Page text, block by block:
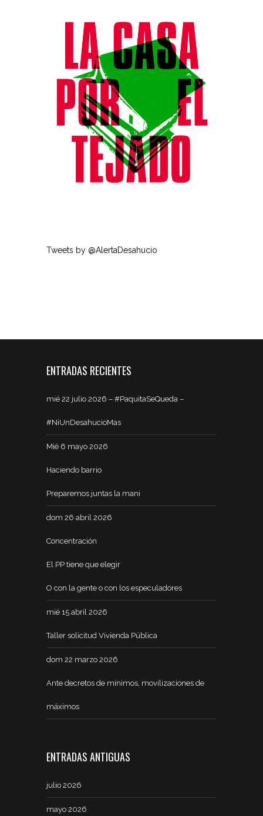
Tweets by @AlertaDesahucio
ENTRADAS RECIENTES
mié 22 julio 2026 – #PaquitaSeQueda –
#NiUnDesahucioMas
Mié 6 mayo 2026
Haciendo barrio
Preparemos juntas la mani
dom 26 abril 2026
Concentración
El PP tiene que elegir
O con la gente o con los especuladores
mié 15 abril 2026
Taller solicitud Vivienda Pública
dom 22 marzo 2026
Ante decretos de mínimos, movilizaciones de
máximos
ENTRADAS ANTIGUAS
julio 2026
mayo 2026